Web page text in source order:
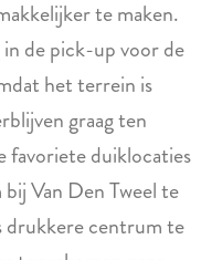
te maken.
de pick-up voor de
het terrein is
graag ten
favoriete duiklocaties
Van Den Tweel te
drukkere centrum te